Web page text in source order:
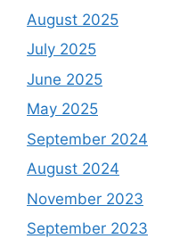
August 2025
July 2025
June 2025
May 2025
September 2024
August 2024
November 2023
September 2023